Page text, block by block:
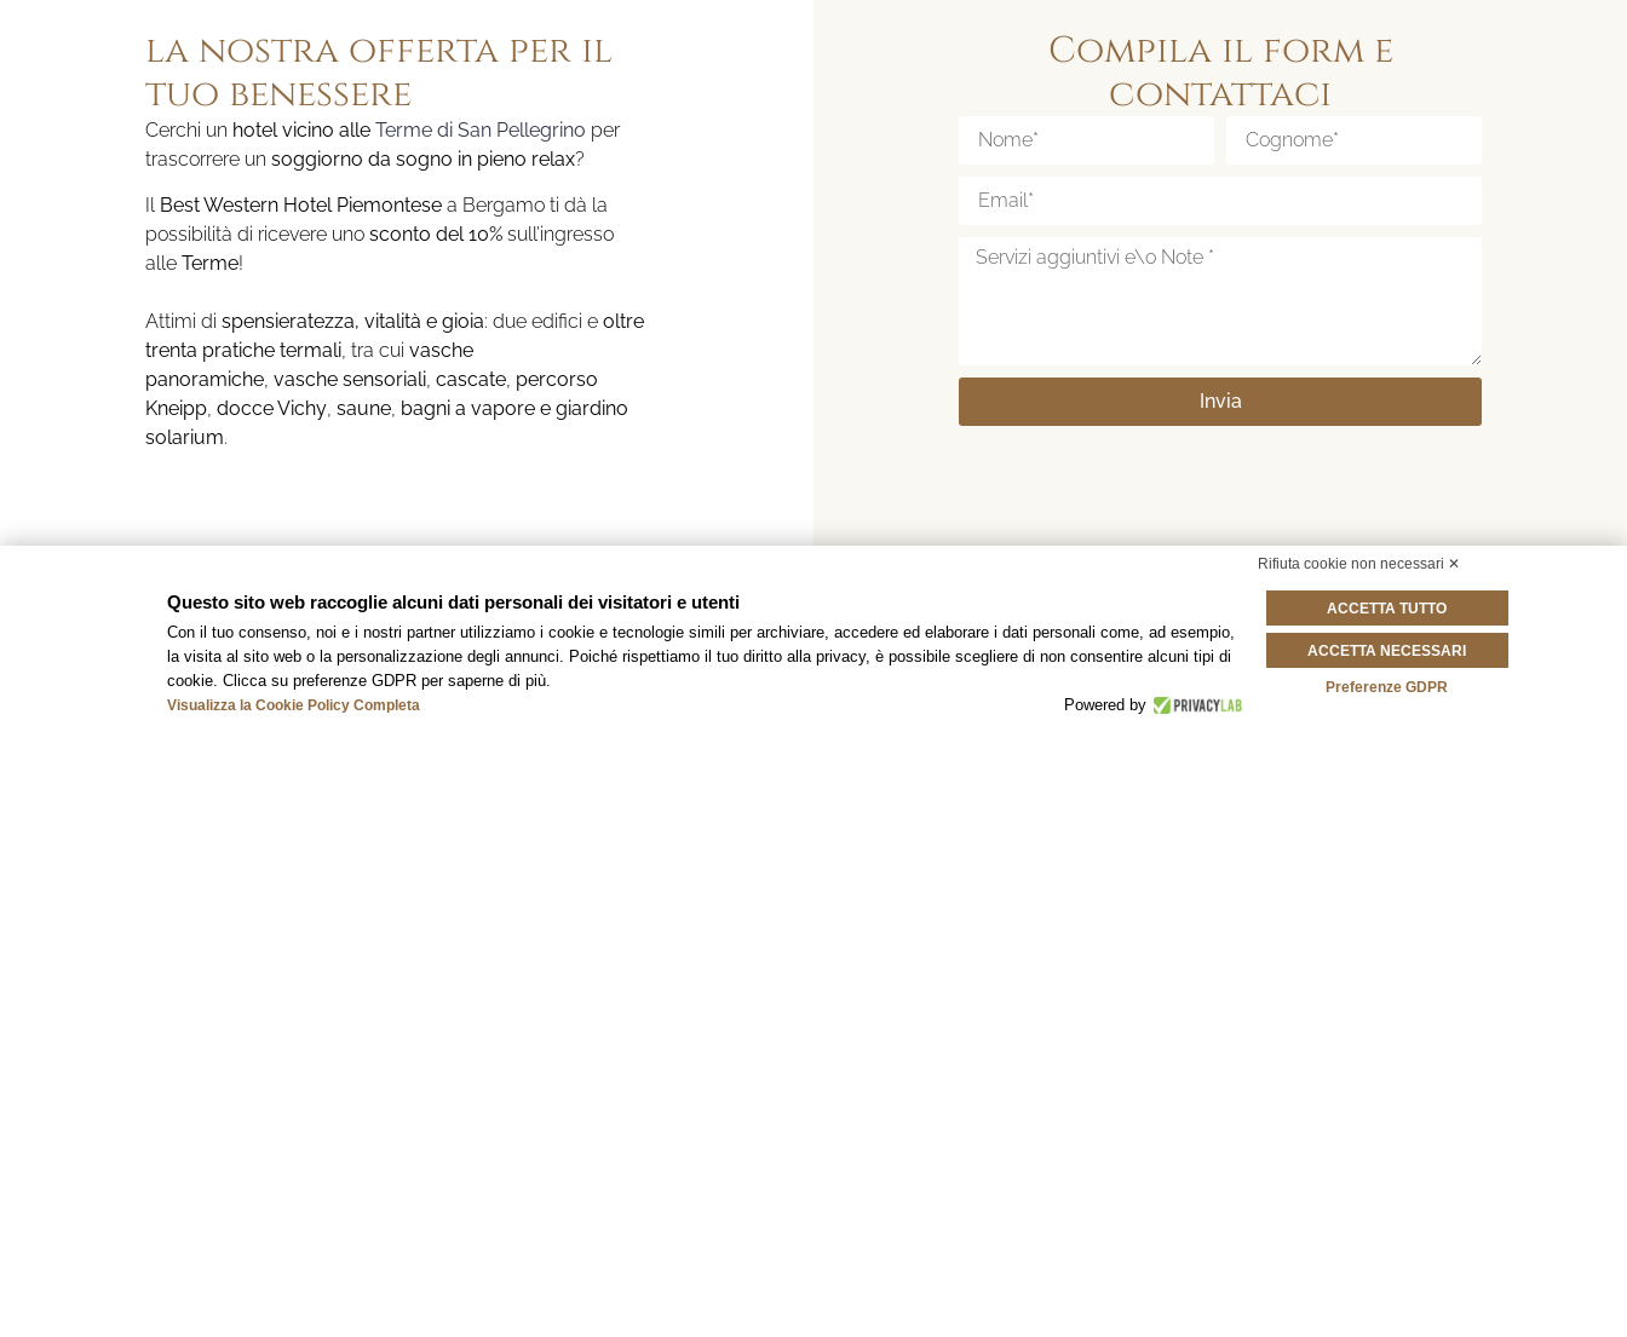
Compila il form e
contattaci
Invia
la nostra offerta per il
tuo benessere
Cerchi un hotel vicino alle Terme di San Pellegrino per
trascorrere un soggiorno da sogno in pieno relax?
Il Best Western Hotel Piemontese a Bergamo ti dà la
possibilità di ricevere uno sconto del 10% sull’ingresso
alle Terme!
Attimi di spensieratezza, vitalità e gioia: due edifici e oltre
trenta pratiche termali, tra cui vasche
panoramiche, vasche sensoriali, cascate, percorso
Kneipp, docce Vichy, saune, bagni a vapore e giardino
solarium.
Rifiuta cookie non necessari ✕
Questo sito web raccoglie alcuni dati personali dei visitatori e utenti
Con il tuo consenso, noi e i nostri partner utilizziamo i cookie e tecnologie simili per archiviare, accedere ed elaborare i dati personali come, ad esempio,
la visita al sito web o la personalizzazione degli annunci. Poiché rispettiamo il tuo diritto alla privacy, è possibile scegliere di non consentire alcuni tipi di
cookie. Clicca su preferenze GDPR per saperne di più.
Visualizza la Cookie Policy Completa Powered by
ACCETTA TUTTO
ACCETTA NECESSARI
Preferenze GDPR